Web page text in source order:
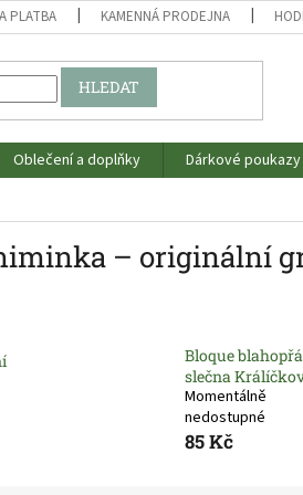
PLATBA KAMENNÁ PRODEJNA
HLEDAT
Oblečení a doplňky Dárkové poukazy
– originální
Bloque
slečna
Momentálně
nedostupné
85 Kč